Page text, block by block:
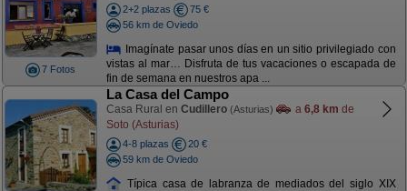
7 Fotos
2+2 plazas
75 €
56 km de Oviedo
Imagínate pasar unos días en un sitio privilegiado con
vistas al mar… Disfruta de tus vacaciones o escapada de
fin de semana en nuestros apa ...
La Casa del Campo
Casa Rural en Cudillero (Asturias) a 6,8 km de
Soto (Asturias)
4-8 plazas
20 €
59 km de Oviedo
Típica casa de labranza de mediados del siglo XIX